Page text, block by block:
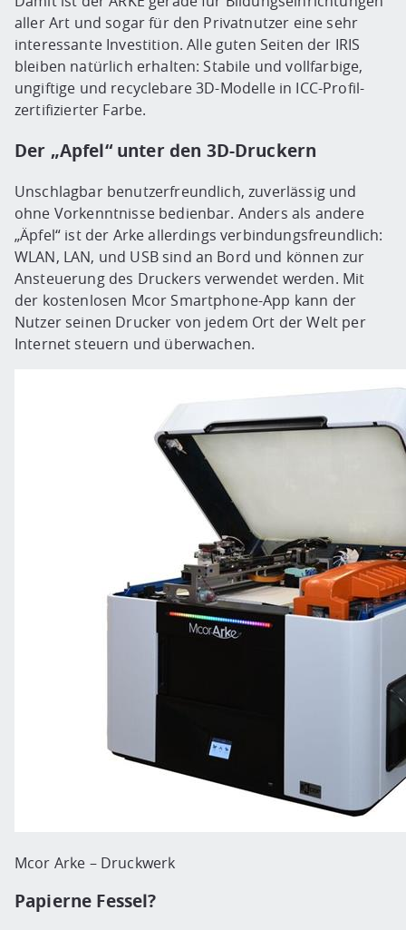
aller Art und sogar für den Privatnutzer eine sehr
interessante Investition. Alle guten Seiten der IRIS
bleiben natürlich erhalten: Stabile und vollfarbige,
ungiftige und recyclebare 3D-Modelle in ICC-Profil-
zertifizierter Farbe.
Der „Apfel“ unter den 3D-Druckern
Unschlagbar benutzerfreundlich, zuverlässig und
ohne Vorkenntnisse bedienbar. Anders als andere
„Äpfel“ ist der Arke allerdings verbindungsfreundlich:
WLAN, LAN, und USB sind an Bord und können zur
Ansteuerung des Druckers verwendet werden. Mit
der kostenlosen Mcor Smartphone-App kann der
Nutzer seinen Drucker von jedem Ort der Welt per
Internet steuern und überwachen.
Mcor Arke – Druckwerk
Papierne Fessel?